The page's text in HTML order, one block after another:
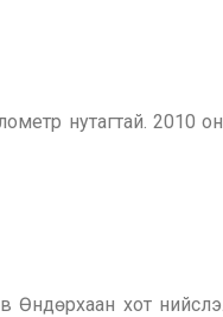
нутагтай. 2010
Өндөрхаан хот